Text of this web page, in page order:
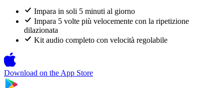
Impara in soli 5 minuti al giorno
Impara 5 volte più velocemente con la ripetizione
dilazionata
Kit audio completo con velocità regolabile
Download on the App Store